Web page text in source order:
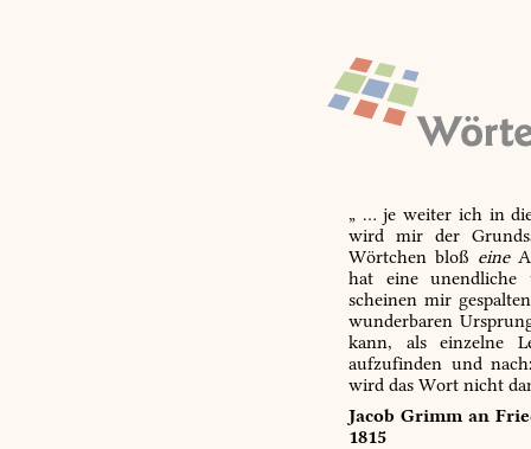
„ … je weiter ich in
wird mir der
Wörtchen bloß eine
hat eine unendliche
scheinen mir
wunderbaren
kann, als einzelne
aufzufinden und
wird das Wort nicht
Jacob Grimm an
1815